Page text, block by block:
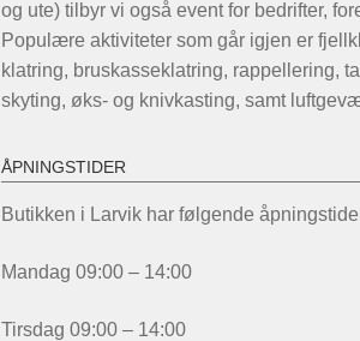
og ute) tilbyr vi også event for bedrifter,
Populære aktiviteter som går igjen er
klatring, bruskasseklatring, rappellering,
skyting, øks- og knivkasting, samt
ÅPNINGSTIDER
Butikken i Larvik har følgende
Mandag 09:00 – 14:00
Tirsdag 09:00 – 14:00